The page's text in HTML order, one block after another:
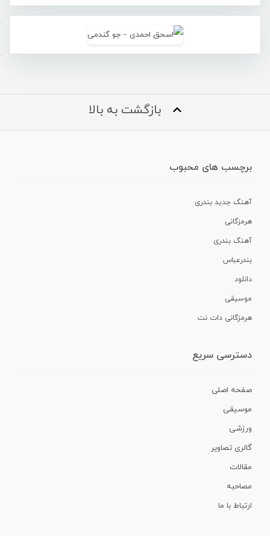
بازگشت به بالا
برچسب های محبوب
آهنگ جدید بندری
هرمزگانی
آهنگ بندری
بندرعباس
دانلود
موسیقی
هرمزگانی دات نت
دسترسی سریع
صفحه اصلی
موسیقی
ورزشی
گالری تصاویر
مقالات
مصاحبه
ارتباط با ما